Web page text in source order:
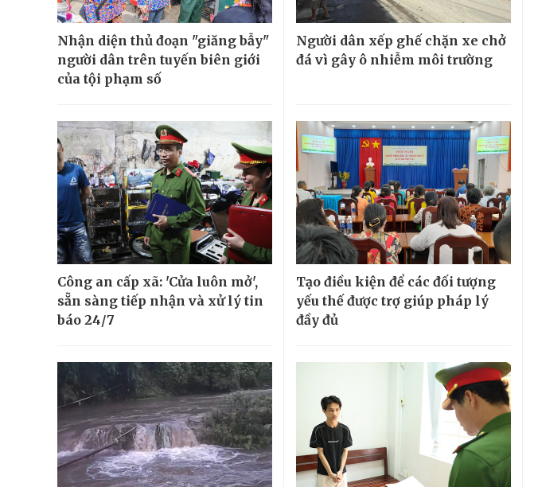
Nhận diện thủ đoạn "giăng bẫy"
người dân trên tuyến biên giới
của tội phạm số
Người dân xếp ghế chặn xe chở
đá vì gây ô nhiễm môi trường
Công an cấp xã: 'Cửa luôn mở',
sẵn sàng tiếp nhận và xử lý tin
báo 24/7
Tạo điều kiện để các đối tượng
yếu thế được trợ giúp pháp lý
đầy đủ